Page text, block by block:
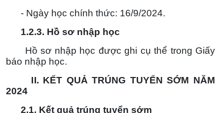
- Ngày học chính thức: 16/9/2024.
1.2.3. Hồ sơ nhập học
Hồ sơ nhập học được ghi cụ thể trong Giấy
báo nhập học.
II. KẾT QUẢ TRÚNG TUYỂN SỚM NĂM
2024
2.1. Kết quả trúng tuyển sớm